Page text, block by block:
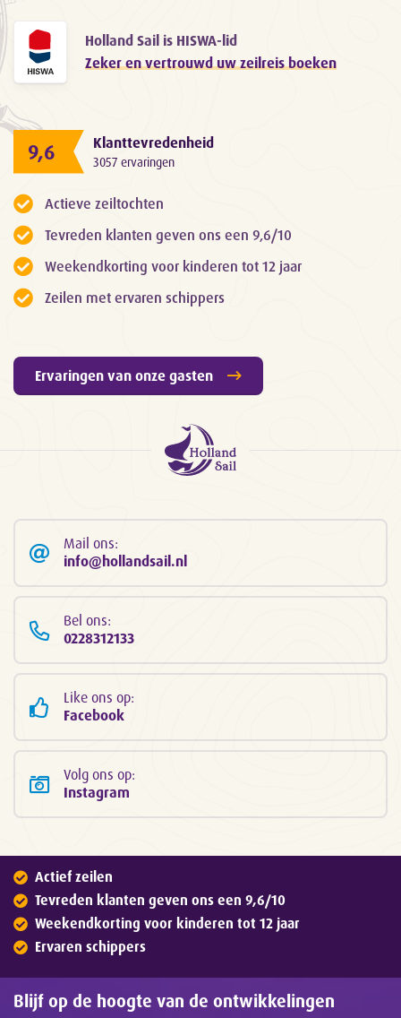
Holland Sail is HISWA-lid
Zeker en vertrouwd uw zeilreis boeken
9,6 Klanttevredenheid
3057 ervaringen
Actieve zeiltochten
Tevreden klanten geven ons een 9,6/10
Weekendkorting voor kinderen tot 12 jaar
Zeilen met ervaren schippers
Ervaringen van onze gasten
Mail ons:
info@hollandsail.nl
Bel ons:
0228312133
Like ons op:
Facebook
Volg ons op:
Instagram
Actief zeilen
Tevreden klanten geven ons een 9,6/10
Weekendkorting voor kinderen tot 12 jaar
Ervaren schippers
Blijf op de hoogte van de ontwikkelingen